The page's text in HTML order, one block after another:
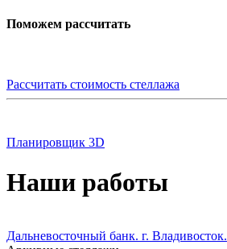
Поможем рассчитать
Рассчитать стоимость стеллажа
Планировщик 3D
Наши работы
Дальневосточный банк. г. Владивосток.